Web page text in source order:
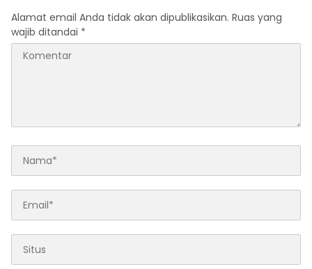
Alamat email Anda tidak akan dipublikasikan. Ruas yang
wajib ditandai *